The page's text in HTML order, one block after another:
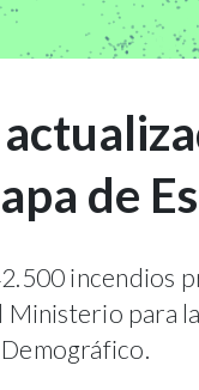
de
incendios
para
Demográfico.